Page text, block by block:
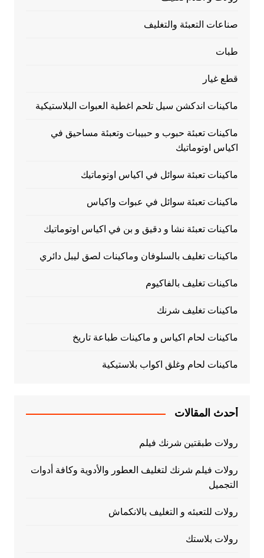
صناعات التعبئة والتغليف
طبات
قطع غيار
ماكينات اندكشن سيل تلحم اغطية العبوات البلاستيكية
ماكينات تعبئة حبوب و حبيبات وتعبئة مساحيق في
اكياس اوتوماتيك
ماكينات تعبئة سوائل في اكياس اوتوماتيك
ماكينات تعبئة سوائل في عبوات واكياس
ماكينات تعبئة نشا و دقيق و بن في اكياس اوتوماتيك
ماكينات تغليف بالسلوفان وماكينات لصق ليبل دائري
ماكينات تغليف بالفاكيوم
ماكينات تغليف شرنك
ماكينات لحام اكياس و ماكينات طباعة تاريخ
ماكينات لحام وغلق اكواب بلاستيكية
أحدث المقالات
رولات طبقتين شرنك فيلم
رولات فيلم شرنك لتغليف العطور والأدوية وكافة أدوات
التجميل
رولات للتعبئه و التغليف بالانكماش
رولات بلاستك